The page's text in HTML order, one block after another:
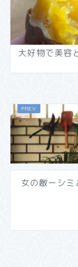
大好物で美容
女の敵ーシミ